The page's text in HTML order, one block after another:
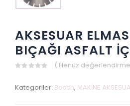
AKSESUAR
BIÇAĞI ASFALT
of
( Henüz değerlendirme
Kategoriler: Bosch, MAKİNE